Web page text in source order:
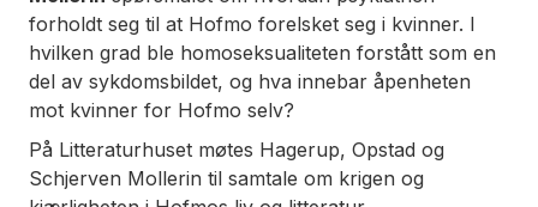
forholdt seg til at Hofmo forelsket seg i kvinner. I
hvilken grad ble homoseksualiteten forstått som en
del av sykdomsbildet, og hva innebar åpenheten
mot kvinner for Hofmo selv?
På Litteraturhuset møtes Hagerup, Opstad og
Schjerven Mollerin til samtale om krigen og